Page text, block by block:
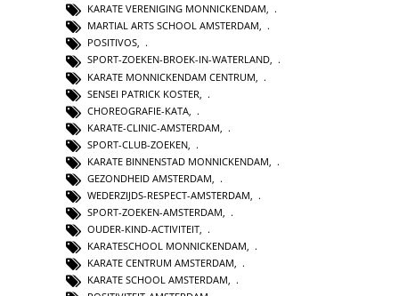
KARATE VERENIGING MONNICKENDAM,
MARTIAL ARTS SCHOOL AMSTERDAM,
POSITIVOS,
SPORT-ZOEKEN-BROEK-IN-WATERLAND,
KARATE MONNICKENDAM CENTRUM
SENSEI PATRICK KOSTER
CHOREOGRAFIE-KATA
KARATE-CLINIC-AMSTERDAM
SPORT-CLUB-ZOEKEN
KARATE BINNENSTAD MONNICKENDAM
GEZONDHEID AMSTERDAM
WEDERZIJDS-RESPECT-AMSTERDAM
SPORT-ZOEKEN-AMSTERDAM,
OUDER-KIND-ACTIVITEIT,
KARATESCHOOL MONNICKENDAM,
KARATE CENTRUM AMSTERDAM,
KARATE SCHOOL AMSTERDAM,